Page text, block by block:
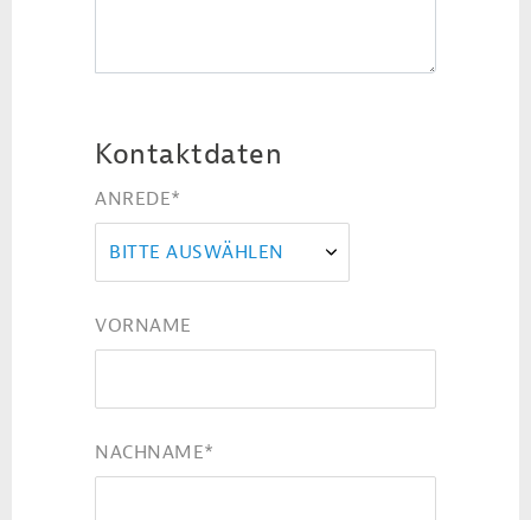
Kontaktdaten
ANREDE*
BITTE AUSWÄHLEN
VORNAME
NACHNAME*